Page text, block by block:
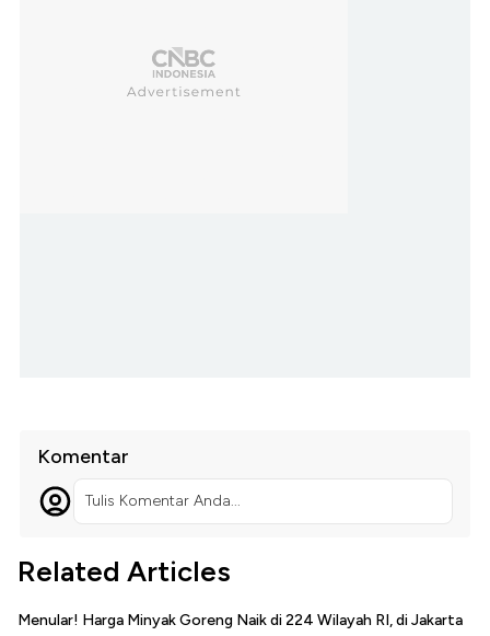
Komentar
Tulis Komentar Anda...
Related Articles
Menular! Harga Minyak Goreng Naik di 224 Wilayah RI, di Jakarta